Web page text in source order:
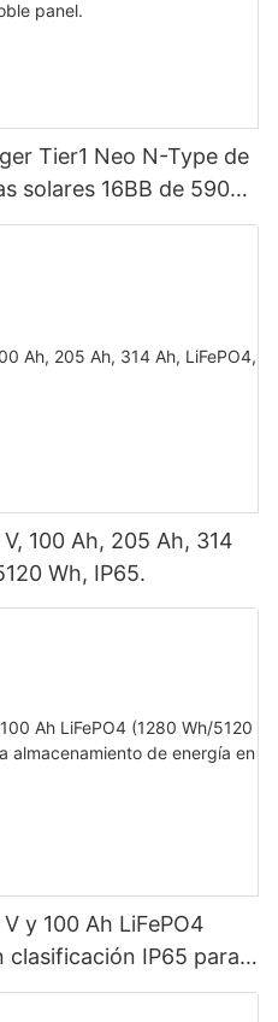
Tier1 Neo N-Type de
solares 16BB de 590
y 650 vatios con
100 Ah, 205 Ah, 314
Wh, IP65.
y 100 Ah LiFePO4
clasificación IP65 para
en sistemas solares